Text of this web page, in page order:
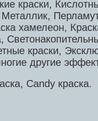
краски,
хамелеон,
краски,
другие
Candy краска.